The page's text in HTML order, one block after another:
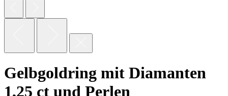
Gelbgoldring mit Diamanten
1,25 ct und Perlen